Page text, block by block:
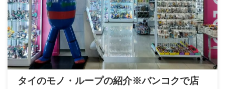
タイのモノ・ループの紹介※バンコクで店